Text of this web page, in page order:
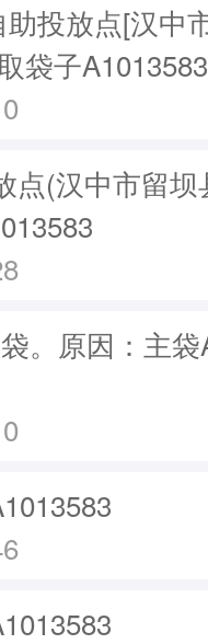
投放点[汉中
袋子A1013583
点(汉中市留
。原因：主